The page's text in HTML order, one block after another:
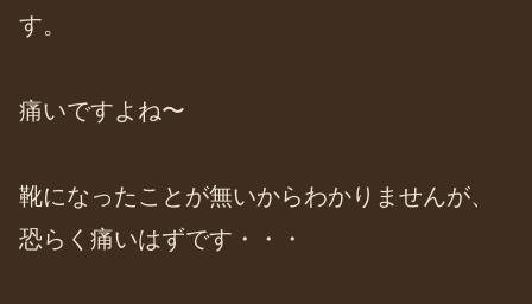
す。
痛いですよね〜
靴になったことが無いからわかりませんが、
恐らく痛いはずです・・・